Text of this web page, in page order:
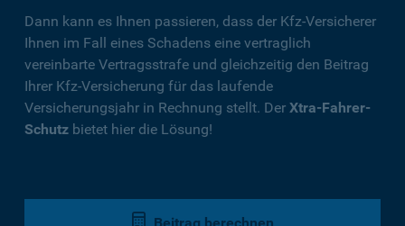
Dann kann es Ihnen passieren, dass der Kfz-Versicherer
Ihnen im Fall eines Schadens eine vertraglich
vereinbarte Vertragsstrafe und gleichzeitig den Beitrag
Ihrer Kfz-Versicherung für das laufende
Versicherungsjahr in Rechnung stellt. Der Xtra-Fahrer-
Schutz bietet hier die Lösung!